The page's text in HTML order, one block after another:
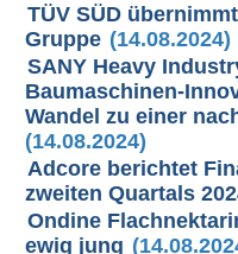
TÜV SÜD
Gruppe (14.08.2024)
SANY Heavy
Baumaschinen-
Wandel zu einer
(14.08.2024)
Adcore berichtet
zweiten Quartals
Ondine
ewig jung